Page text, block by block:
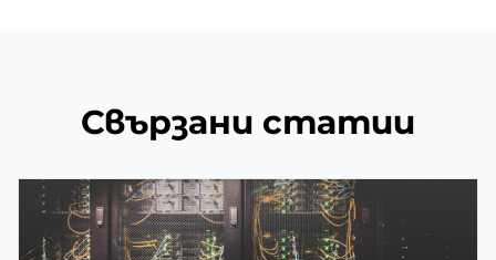
Свързани статии